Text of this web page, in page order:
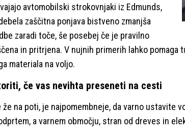
avtomobilski strokovnjaki iz Edmunds,
zaščitna ponjava bistveno zmanjša
zaradi toče, še posebej če je pravilno
in pritrjena. V nujnih primerih lahko pomaga
materiala na voljo.
če vas nevihta preseneti na cesti
že na poti, je najpomembneje, da varno ustavite
a varnem območju, stran od dreves in